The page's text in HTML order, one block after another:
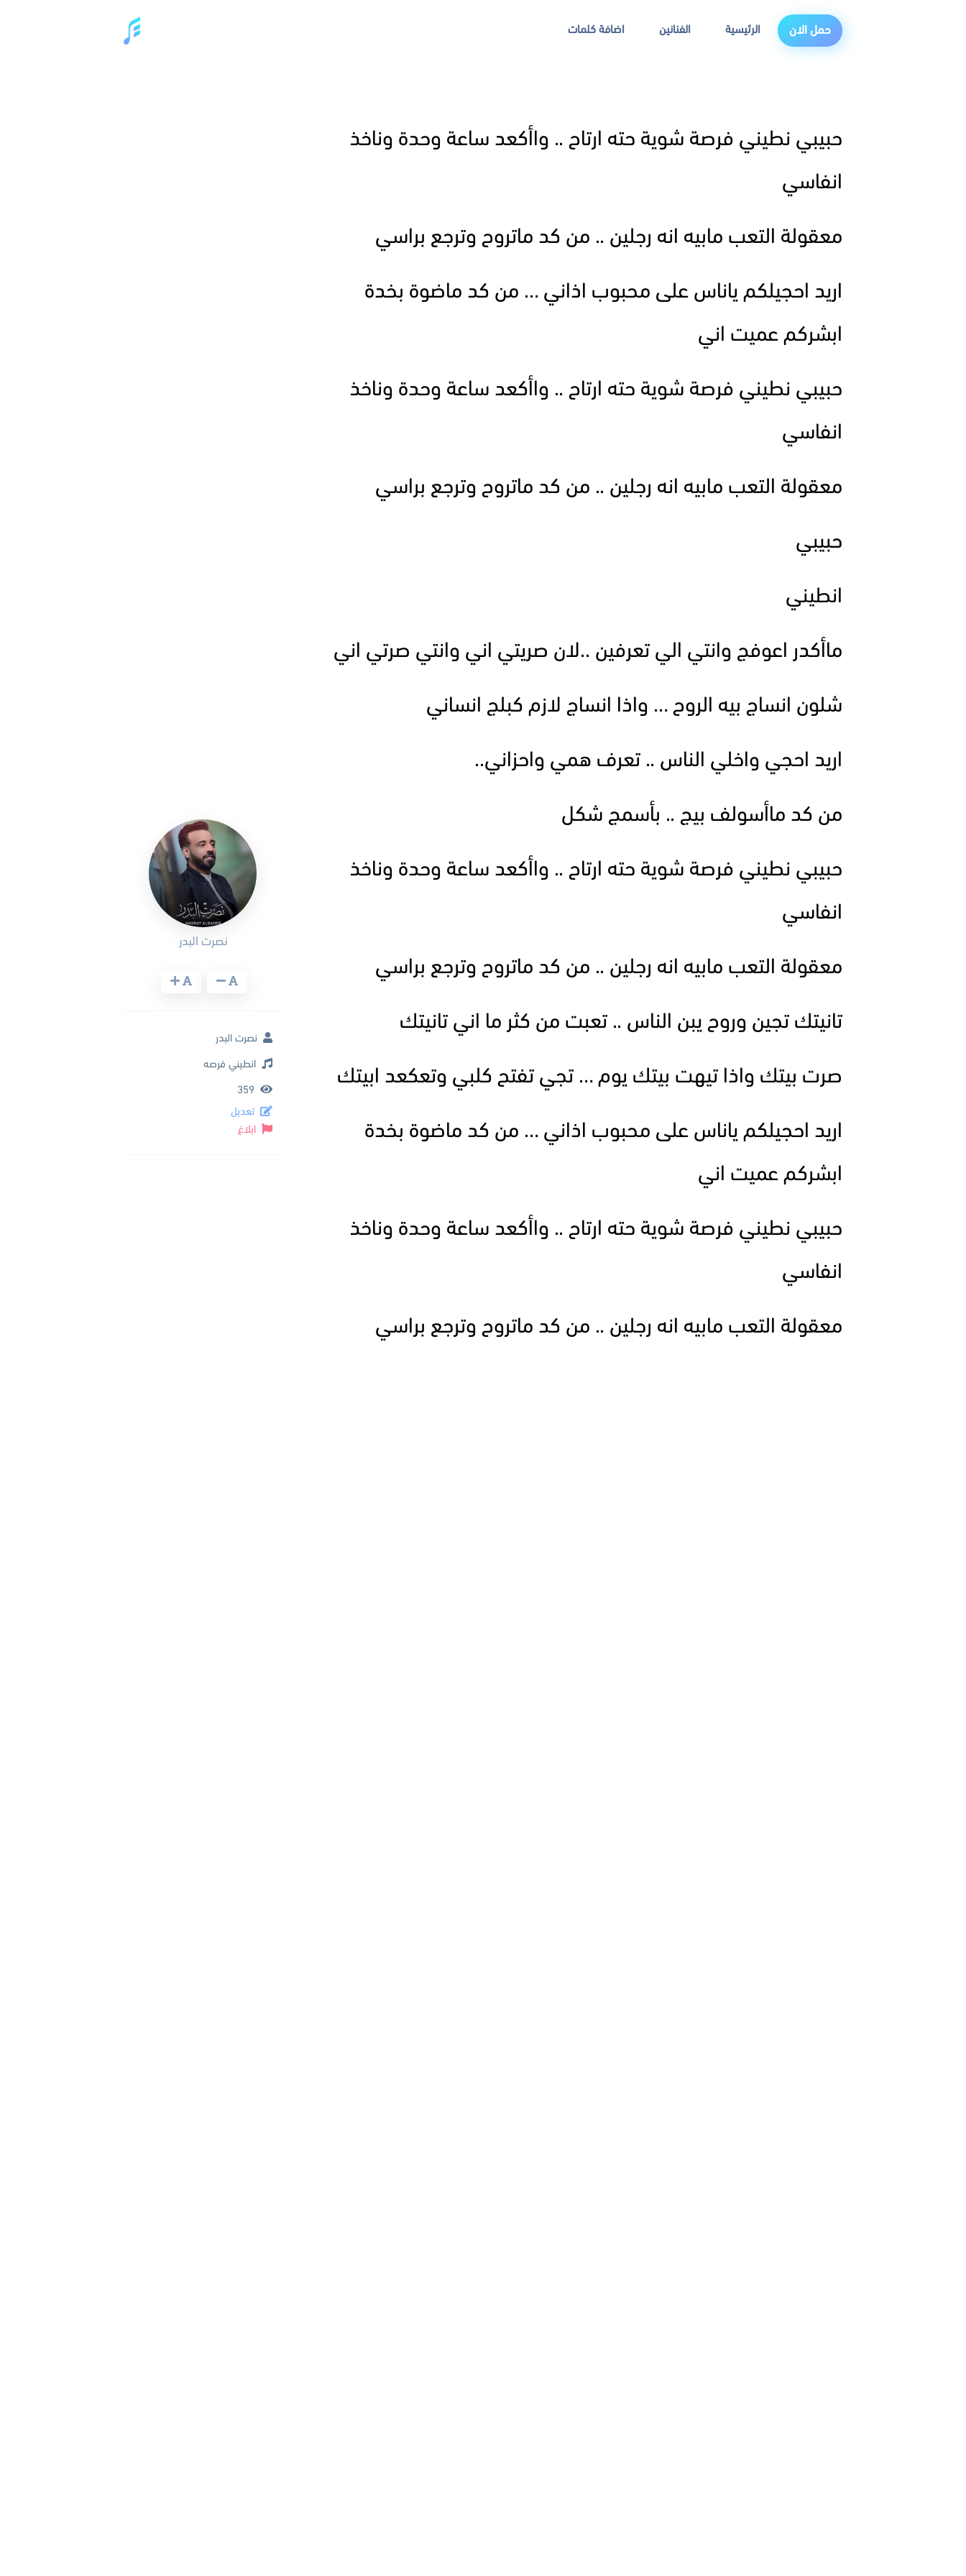
حمل الان الرئيسية الفنانين اضافة كلمات
حبيبي نطيني فرصة شوية حته ارتاح .. واأكعد ساعة وحدة وناخذ
انفاسي
معقولة التعب مابيه انه رجلين .. من كد ماتروح وترجع براسي
اريد احجيلكم ياناس على محبوب اذاني … من كد ماضوة بخدة
ابشركم عميت اني
حبيبي نطيني فرصة شوية حته ارتاح .. واأكعد ساعة وحدة وناخذ
انفاسي
معقولة التعب مابيه انه رجلين .. من كد ماتروح وترجع براسي
حبيبي
انطيني
ماأكدر اعوفج وانتي الي تعرفين ..لان صريتي اني وانتي صرتي اني
شلون انساج بيه الروح … واذا انساج لازم كبلج انساني
اريد احجي واخلي الناس .. تعرف همي واحزاني..
من كد ماأسولف بيج .. بأسمج شكل
حبيبي نطيني فرصة شوية حته ارتاح .. واأكعد ساعة وحدة وناخذ
انفاسي
معقولة التعب مابيه انه رجلين .. من كد ماتروح وترجع براسي
تانيتك تجين وروح يبن الناس .. تعبت من كثر ما اني تانيتك
صرت بيتك واذا تيهت بيتك يوم … تجي تفتح كلبي وتعكعد ابيتك
اريد احجيلكم ياناس على محبوب اذاني … من كد ماضوة بخدة
ابشركم عميت اني
حبيبي نطيني فرصة شوية حته ارتاح .. واأكعد ساعة وحدة وناخذ
انفاسي
معقولة التعب مابيه انه رجلين .. من كد ماتروح وترجع براسي
نصرت البدر
نصرت البدر
انطيني فرصه
359
تعديل
ابلاغ